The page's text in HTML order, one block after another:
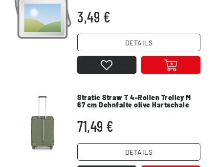
3,49 €
DETAILS
Stratic Straw T 4-Rollen Trolley M
67 cm Dehnfalte olive Hartschale
71,49 €
DETAILS